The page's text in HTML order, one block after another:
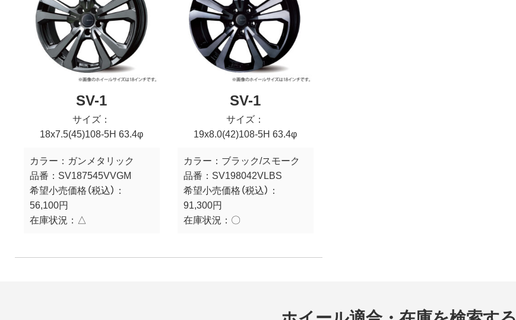
SV-1
サイズ：
18x7.5(45)108-5H 63.4φ
カラー： ガンメタリック
品番： SV187545VVGM
希望小売価格（税込）：
56,100円
在庫状況： △
SV-1
サイズ：
19x8.0(42)108-5H 63.4φ
カラー： ブラック/スモーク
品番： SV198042VLBS
希望小売価格（税込）：
91,300円
在庫状況： 〇